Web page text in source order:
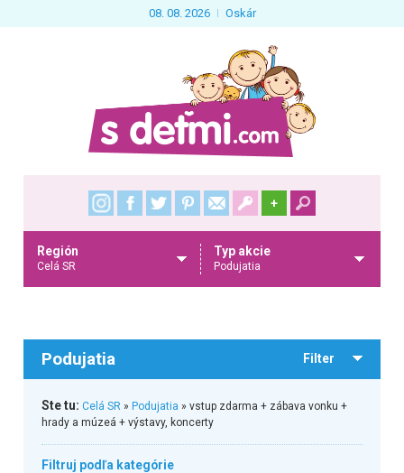
08. 08. 2026 Oskár
+
Región
Celá SR
Typ akcie
Podujatia
Podujatia Filter
Ste tu: Celá SR» Podujatia » vstup zdarma + zábava vonku +
hrady a múzeá + výstavy, koncerty
Filtruj podľa kategórie